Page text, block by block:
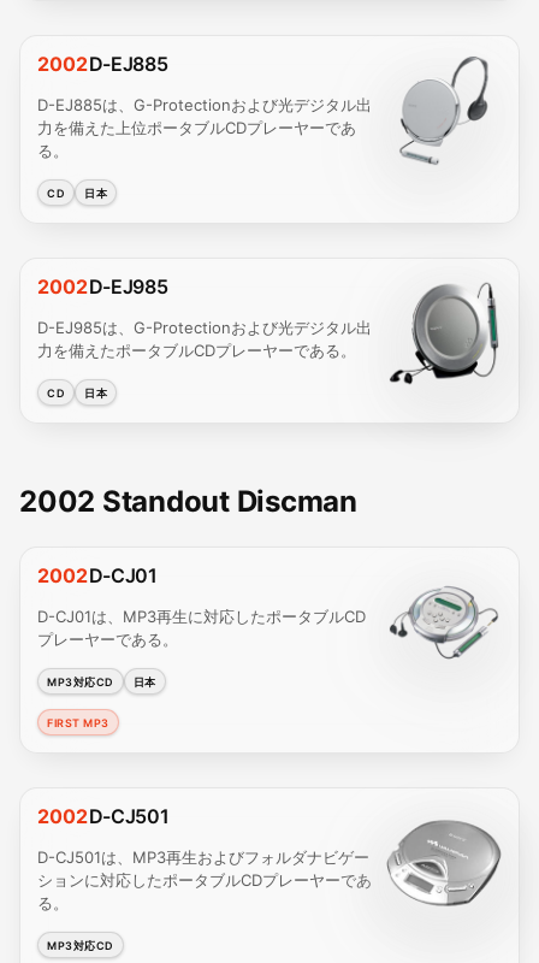
2002D-EJ885
D-EJ885は、G-Protectionおよび光デジタル出
力を備えた上位ポータブルCDプレーヤーであ
る。
CD 日本
2002D-EJ985
D-EJ985は、G-Protectionおよび光デジタル出
力を備えたポータブルCDプレーヤーである。
CD 日本
2002 Standout Discman
2002D-CJ01
D-CJ01は、MP3再生に対応したポータブルCD
プレーヤーである。
MP3対応CD 日本
FIRST MP3
2002D-CJ501
D-CJ501は、MP3再生およびフォルダナビゲー
ションに対応したポータブルCDプレーヤーであ
る。
MP3対応CD